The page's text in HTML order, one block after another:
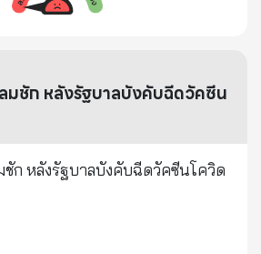
มชัก หลังรัฐบาลบังคับฉีดวัคซีน
ชัก หลังรัฐบาลบังคับฉีดวัคซีนโควิด